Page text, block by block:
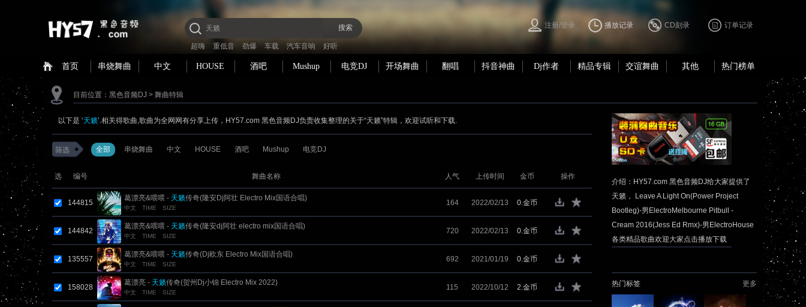
搜索
超嗨 重低音 劲爆 车载 汽车音响 好听
注册/登录 播放记录 CD刻录 订单记录
首页 串烧舞曲 中文 HOUSE 酒吧 Mushup 电竞DJ 开场舞曲 翻唱 抖音神曲 Dj作者 精品专辑 交谊舞曲 其他 热门榜单
目前位置： 黑色音频DJ > 舞曲特辑
以下是 ‘天籁’.相关得歌曲,歌曲为全网网有分享上传，HY57.com 黑色音频DJ负责收集整理的关于“天籁”特辑，欢迎试听和下载.
筛选 全部 串烧舞曲 中文 HOUSE 酒吧 Mushup 电竞DJ
选 编号 舞曲名称 人气 上传时间 金币 操作
144815
葛漂亮&喂喂 - 天籁传奇(隆安Dj阿壮 Electro Mix国语合唱)
中文 TIME SIZE
164 2022/02/13 0.金币
144842
葛漂亮&喂喂 - 天籁传奇(隆安dj阿壮 electro mix国语合唱)
中文 TIME SIZE
720 2022/02/13 0.金币
135557
葛漂亮&喂喂 - 天籁传奇(Dj欧东 Electro Mix国语合唱)
中文 TIME SIZE
692 2021/01/19 0.金币
158028
葛漂亮 - 天籁传奇(贺州Dj小锦 Electro Mix 2022)
中文 TIME SIZE
115 2022/10/12 2.金币
介绍：HY57.com 黑色音频DJ给大家提供了
天籁， Leave A Light On(Power Project
Bootleg)-男ElectroMelbourne Pitbull -
Cream 2016(Jess Ed Rmx)-男ElectroHouse
各类精品歌曲欢迎大家点击播放下载
热门标签 更多